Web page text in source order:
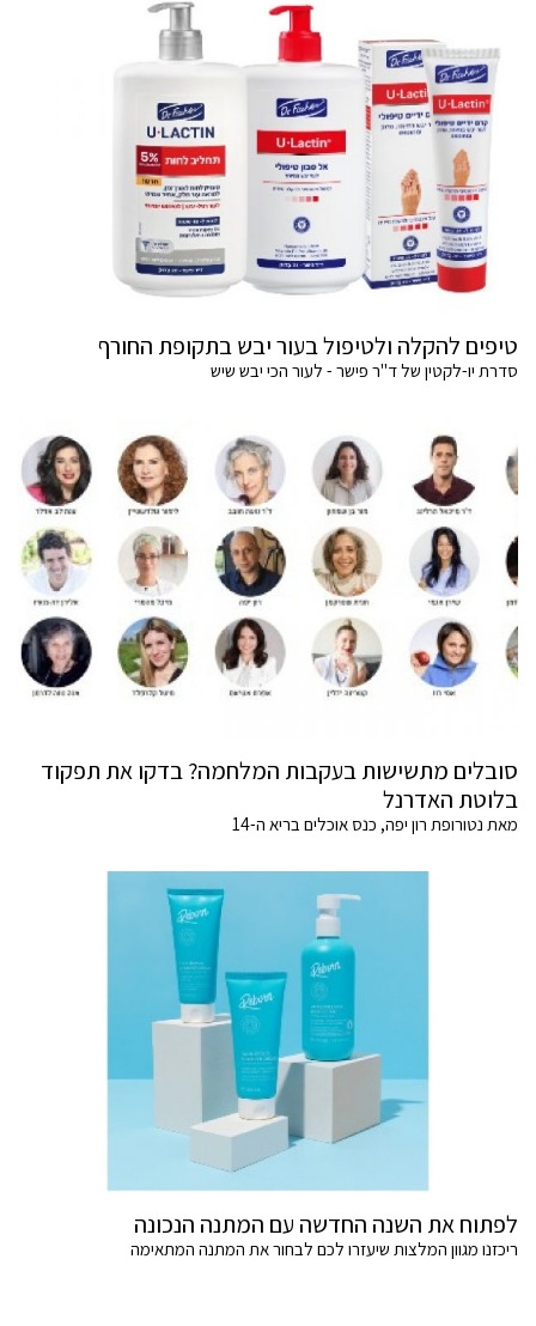
טיפים להקלה ולטיפול בעור יבש בתקופת החורף
סדרת יו-לקטין של ד"ר פישר - לעור הכי יבש שיש
סובלים מתשישות בעקבות המלחמה? בדקו את תפקוד
בלוטת האדרנל
מאת נטורופת רון יפה, כנס אוכלים בריא ה-14
לפתוח את השנה החדשה עם המתנה הנכונה
ריכזנו מגוון המלצות שיעזרו לכם לבחור את המתנה המתאימה